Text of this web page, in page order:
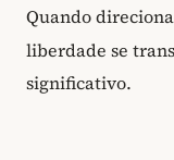
Quando
liberdade se
significativo.